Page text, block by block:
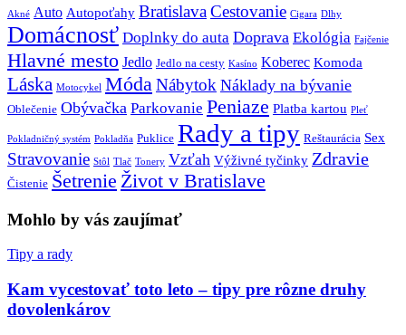
Akné Auto Autopoťahy BratislavaCestovanie Cigara Dlhy
Domácnosť Doplnky do auta Doprava Ekológia Fajčenie
Hlavné mesto Jedlo Jedlo na cesty Kasíno Koberec Komoda
Láska Motocykel Móda Nábytok Náklady na bývanie
Oblečenie Obývačka Parkovanie Peniaze Platba kartou Pleť
Pokladničný systém Pokladňa Puklice Rady a tipy Reštaurácia Sex
Stravovanie Stôl Tlač Tonery Vzťah Výživné tyčinky Zdravie
Čistenie Šetrenie Život v Bratislave
Mohlo by vás zaujímať
Tipy a rady
Kam vycestovať toto leto – tipy pre rôzne druhy
dovolenkárov